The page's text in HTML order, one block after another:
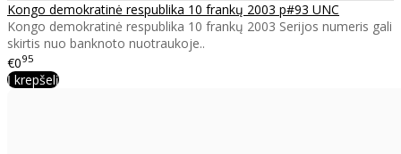
Kongo demokratinė respublika 10 frankų 2003 p#93 UNC
Kongo demokratinė respublika 10 frankų 2003 Serijos numeris gali
skirtis nuo banknoto nuotraukoje..
€095
Į krepšelį